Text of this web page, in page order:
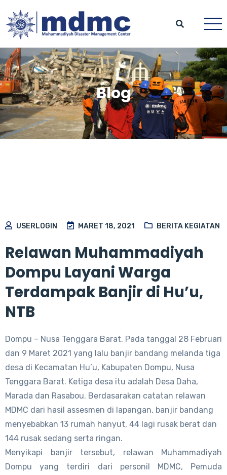
Blog
USERLOGIN MARET 18, 2021 BERITA KEGIATAN
Relawan Muhammadiyah
Dompu Layani Warga
Terdampak Banjir di Hu’u,
NTB
Dompu – Nusa Tenggara Barat. Pada tanggal 28 Februari
dan 9 Maret 2021 yang lalu banjir bandang melanda tiga
desa di Kecamatan Hu’u, Kabupaten Dompu, Nusa
Tenggara Barat. Ketiga desa itu adalah Desa Daha,
Marada dan Rasabou. Berdasarakan catatan relawan
MDMC dari hasil assesmen di lapangan, banjir bandang
menyebabkan 13 rumah hanyut, 44 lagi rusak berat dan
144 rusak sedang serta ringan.
Menyikapi banjir tersebut, relawan Muhammadiyah
Dompu yang terdiri dari personil MDMC, Pemuda